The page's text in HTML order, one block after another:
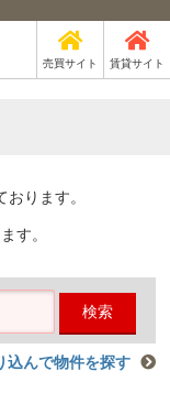
売買サイト 賃貸サイト
ります。
す。
検索
込んで物件を探す